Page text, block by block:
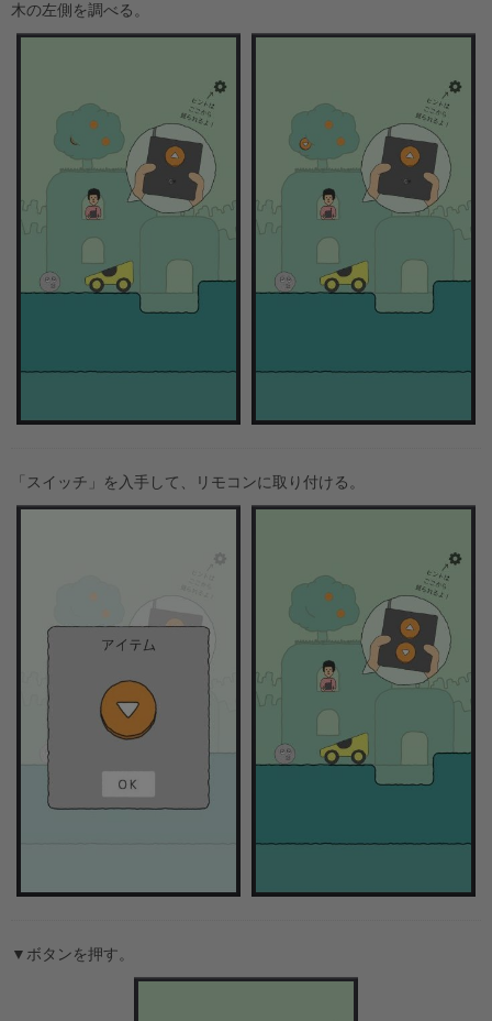
木の左側を調べる。
「スイッチ」を入手して、リモコンに取り付ける。
▼ボタンを押す。